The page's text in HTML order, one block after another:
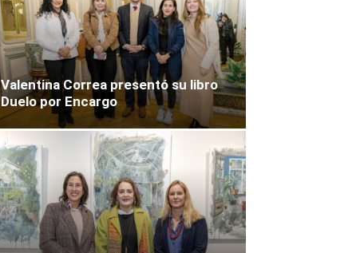
Valentina Correa presentó su libro
Duelo por Encargo